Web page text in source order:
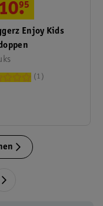
Enjoy Kids
10.
95
1